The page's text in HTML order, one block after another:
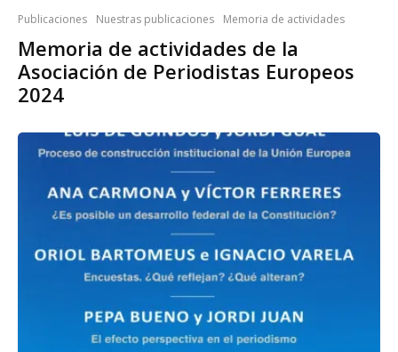
Publicaciones Nuestras publicaciones Memoria de actividades
Memoria de actividades de la
Asociación de Periodistas Europeos
2024